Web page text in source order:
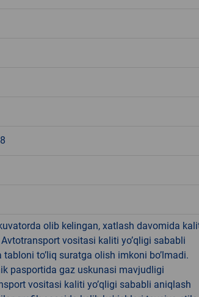
olib kelingan, xatlash davomida
vositasi kaliti yo’qligi sababli
to’liq suratga olish imkoni bo’lmadi.
pasportida gaz uskunasi mavjudligi
vositasi kaliti yo’qligi sababli aniqlash